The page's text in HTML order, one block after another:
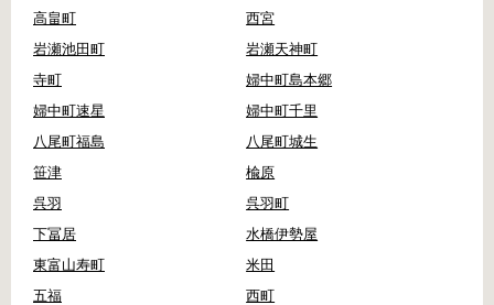
高畠町
西宮
岩瀬池田町
岩瀬天神町
寺町
婦中町島本郷
婦中町速星
婦中町千里
八尾町福島
八尾町城生
笹津
楡原
呉羽
呉羽町
下冨居
水橋伊勢屋
東富山寿町
米田
五福
西町